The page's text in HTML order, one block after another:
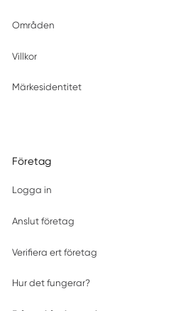
Områden
Villkor
Märkesidentitet
Företag
Logga in
Anslut företag
Verifiera ert företag
Hur det fungerar?